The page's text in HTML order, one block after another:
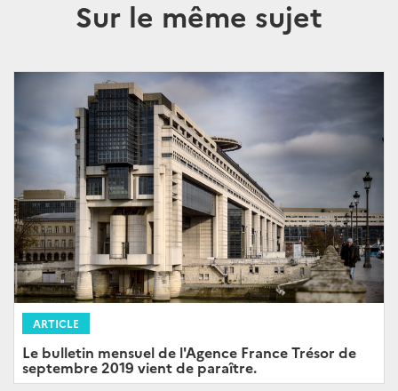
Sur le même sujet
ARTICLE
Le bulletin mensuel de l'Agence France Trésor de
septembre 2019 vient de paraître.